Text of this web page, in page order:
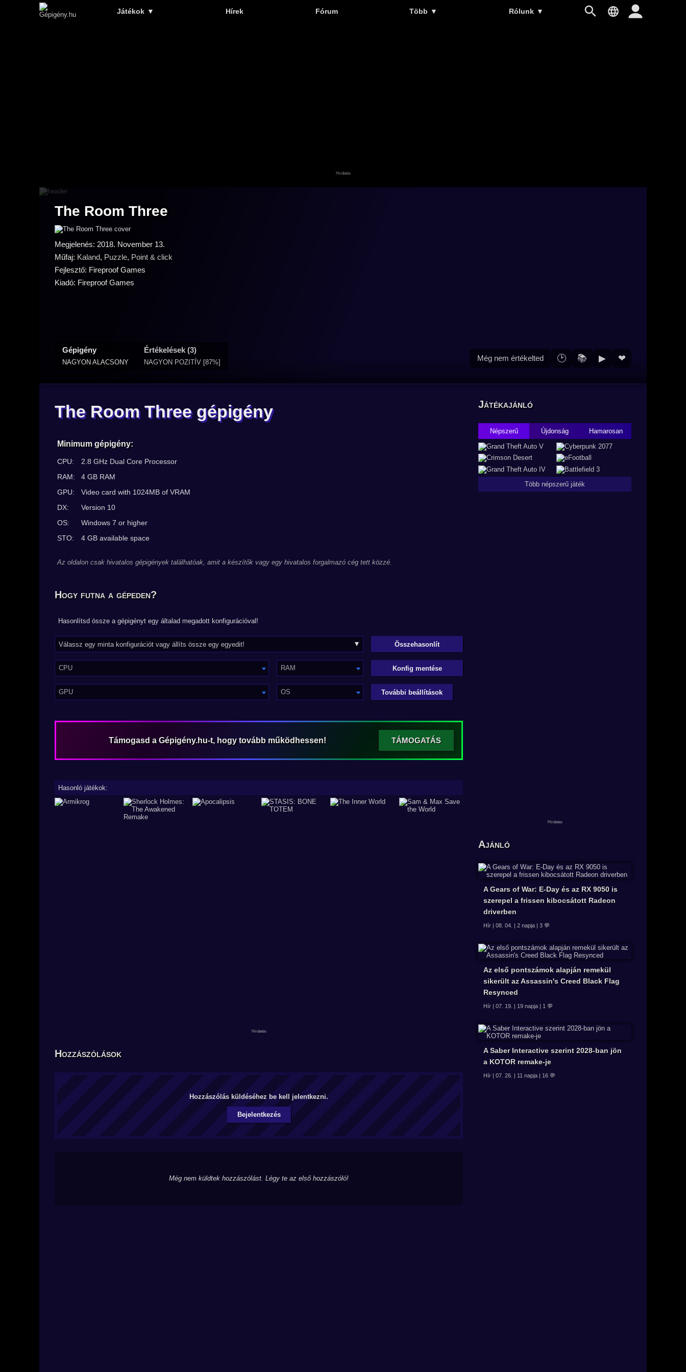
Játékok ▼ Hírek Fórum Több ▼ Rólunk ▼
The Room Three
Megjelenés: 2018. November 13.
Műfaj: Kaland, Puzzle, Point & click
Fejlesztő: Fireproof Games
Kiadó: Fireproof Games
Gépigény
NAGYON ALACSONY
Értékelések (3)
NAGYON POZITÍV [87%] Még nem értékelted 🕑 📚 ▶ ❤
The Room Three gépigény
Minimum gépigény:
CPU:
2.8 GHz Dual Core Processor
RAM:
4 GB RAM
GPU:
Video card with 1024MB of VRAM
DX:
Version 10
OS:
Windows 7 or higher
STO:
4 GB available space
Az oldalon csak hivatalos gépigények találhatóak, amit a készítők vagy egy hivatalos forgalmazó cég tett közzé.
Hogy futna a gépeden?
Hasonlítsd össze a gépigényt egy általad megadott konfigurációval!
CPU RAM
GPU OS
Konfig mentése
További beállítások
Támogasd a Gépigény.hu-t, hogy tovább működhessen! TÁMOGATÁS
Hasonló játékok:
Hozzászólások
Hozzászólás küldéséhez be kell jelentkezni.
Bejelentkezés
Még nem küldtek hozzászólást. Légy te az első hozzászóló!
Játékajánló
Népszerű Újdonság Hamarosan
Több népszerű játék
Ajánló
A Gears of War: E-Day és az RX 9050 is
szerepel a frissen kibocsátott Radeon
driverben
Hír | 08. 04. | 2 napja | 3 💬
Az első pontszámok alapján remekül
sikerült az Assassin's Creed Black Flag
Resynced
Hír | 07. 19. | 19 napja | 1 💬
A Saber Interactive szerint 2028-ban jön
a KOTOR remake-je
Hír | 07. 26. | 11 napja | 16 💬